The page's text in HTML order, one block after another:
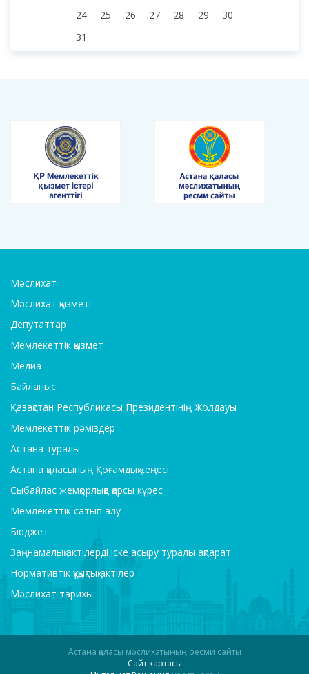
24
25 26 27 28 29
30
31
Мәслихат
Мәслихат қызметі
Депутаттар
Мемлекеттік қызмет
Медиа
Байланыс
Қазақстан Республикасы Президентінің Жолдауы
Мемлекеттік рәміздер
Астана туралы
Астана қаласының Қоғамдық кеңесі
Сыбайлас жемқорлыққа қарсы күрес
Мемлекеттік сатып алу
Бюджет
Заңнамалық актілерді іске асыру туралы ақпарат
Нормативтік құқықтық актілер
Мәслихат тарихы
Астана қаласы мәслихатының ресми сайты
Сайт картасы